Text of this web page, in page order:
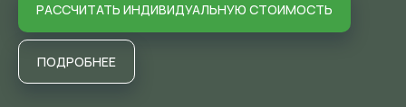
РАССЧИТАТЬ ИНДИВИДУАЛЬНУЮ СТОИМОСТЬ
ПОДРОБНЕЕ